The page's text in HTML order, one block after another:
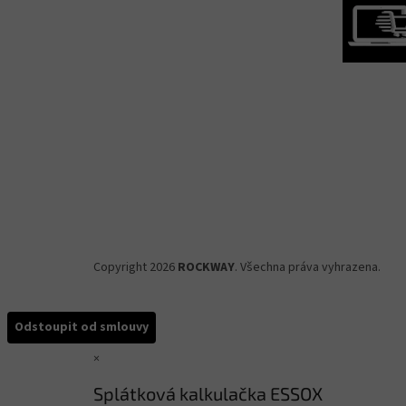
Copyright 2026 ROCKWAY. Všechna práva vyhrazena.
Odstoupit od smlouvy
×
Splátková kalkulačka ESSOX